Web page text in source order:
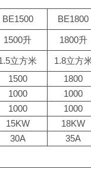
BE1500 BE1800
1500升 1800升
立方米 1.8立方
1500 1800
1000 1000
1000 1000
15KW 18KW
30A 35A